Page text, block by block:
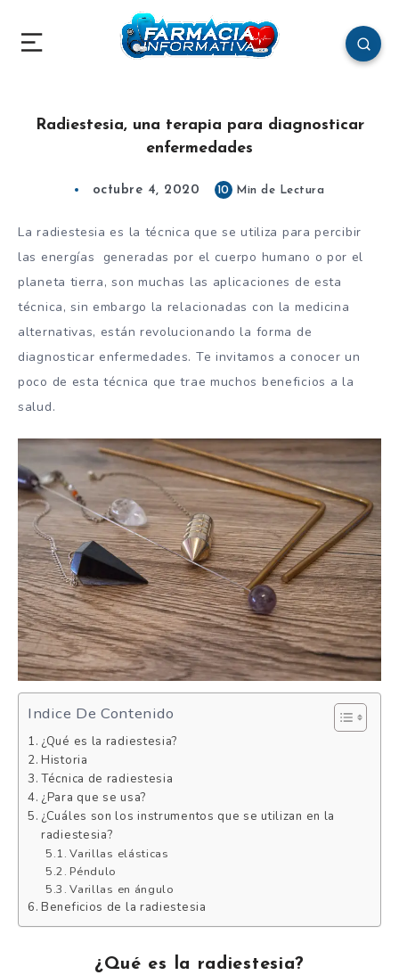
Radiestesia, una terapia para diagnosticar
enfermedades
octubre 4, 2020 10 Min de Lectura
La radiestesia es la técnica que se utiliza para percibir
las energías generadas por el cuerpo humano o por el
planeta tierra, son muchas las aplicaciones de esta
técnica, sin embargo la relacionadas con la medicina
alternativas, están revolucionando la forma de
diagnosticar enfermedades. Te invitamos a conocer un
poco de esta técnica que trae muchos beneficios a la
salud.
Indice De Contenido
¿Qué es la radiestesia?
Historia
Técnica de radiestesia
¿Para que se usa?
¿Cuáles son los instrumentos que se utilizan en la
radiestesia?
Varillas elásticas
Péndulo
Varillas en ángulo
Beneficios de la radiestesia
¿Qué es la radiestesia?